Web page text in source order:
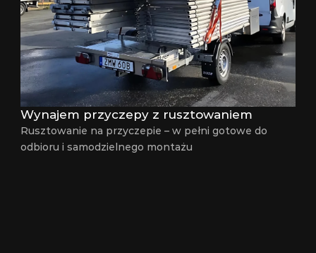
Wynajem przyczepy z rusztowaniem
Rusztowanie na przyczepie – w pełni gotowe do
odbioru i samodzielnego montażu